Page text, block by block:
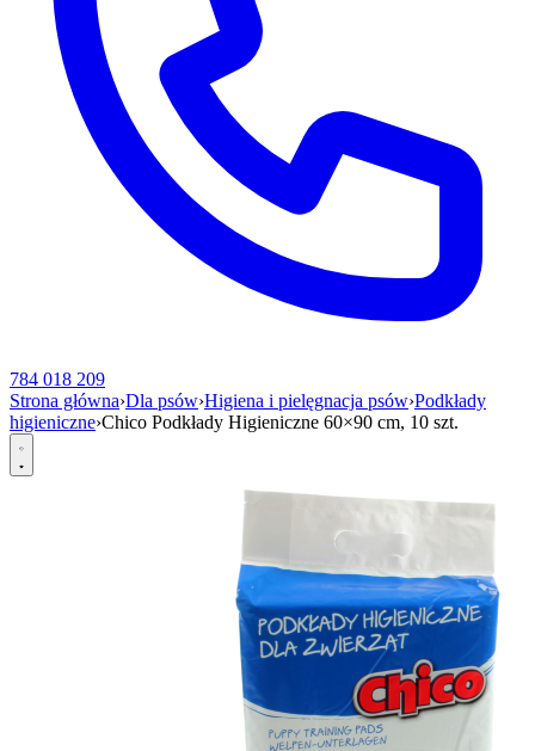
784 018 209
Strona główna›Dla psów›Higiena i pielęgnacja psów›Podkłady
higieniczne›Chico Podkłady Higieniczne 60×90 cm, 10 szt.